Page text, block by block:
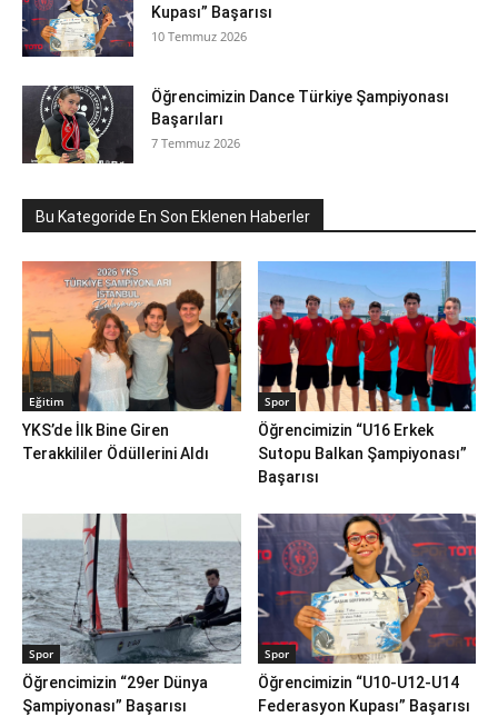
Kupası” Başarısı
10 Temmuz 2026
Öğrencimizin Dance Türkiye Şampiyonası
Başarıları
7 Temmuz 2026
Bu Kategoride En Son Eklenen Haberler
Eğitim
YKS’de İlk Bine Giren
Terakkililer Ödüllerini Aldı
Spor
Öğrencimizin “U16 Erkek
Sutopu Balkan Şampiyonası”
Başarısı
Spor
Öğrencimizin “29er Dünya
Şampiyonası” Başarısı
Spor
Öğrencimizin “U10-U12-U14
Federasyon Kupası” Başarısı